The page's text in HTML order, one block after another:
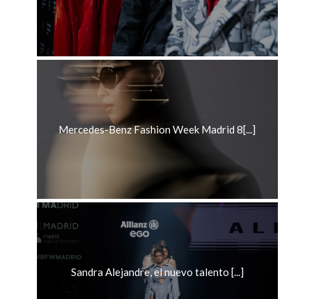
Mercedes-Benz Fashion Week Madrid 8[...]
Sandra Alejandre, el nuevo talento [...]